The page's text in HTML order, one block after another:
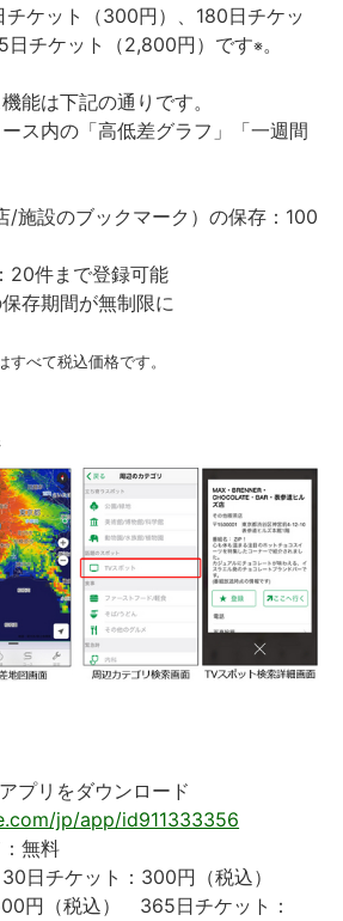
ケット（300円）、180日チケッ
日チケット（2,800円）です※。
能は下記の通りです。
ス内の「高低差グラフ」「一週間
/施設のブックマーク）の保存：100
20件まで登録可能
存期間が無制限に
べて税込価格です。
プリをダウンロード
jp/app/id911333356
無料
日チケット：300円（税込）
円（税込） 365日チケット：